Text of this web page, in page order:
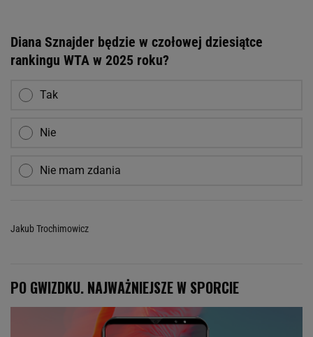
Diana Sznajder będzie w czołowej dziesiątce
rankingu WTA w 2025 roku?
Tak
Nie
Nie mam zdania
Jakub Trochimowicz